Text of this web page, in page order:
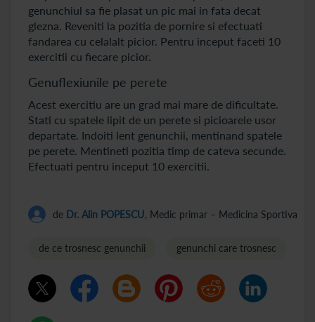
genunchiul sa fie plasat un pic mai in fata decat
glezna. Reveniti la pozitia de pornire si efectuati
fandarea cu celalalt picior. Pentru inceput faceti 10
exercitii cu fiecare picior.
Genuflexiunile pe perete
Acest exercitiu are un grad mai mare de dificultate.
Stati cu spatele lipit de un perete si picioarele usor
departate. Indoiti lent genunchii, mentinand spatele
pe perete. Mentineti pozitia timp de cateva secunde.
Efectuati pentru inceput 10 exercitii.
de Dr. Alin POPESCU, Medic primar – Medicina Sportiva
de ce trosnesc genunchii genunchi care trosnesc